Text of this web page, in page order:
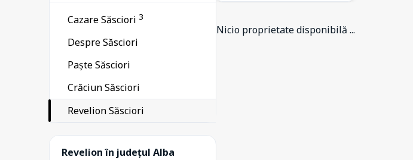
Cazare Săsciori 3
Despre Săsciori
Paște Săsciori
Crăciun Săsciori
Revelion Săsciori
Revelion în județul Alba
Nicio proprietate disponibilă ...